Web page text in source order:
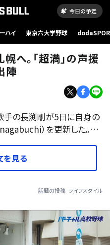
今日の予定
ハイ 東京六大学野球
へ。「超満」の声援
陣
手の長渕剛が5日に自身の
）を更新した。…
を見る
話題の投稿 ライフスタイル